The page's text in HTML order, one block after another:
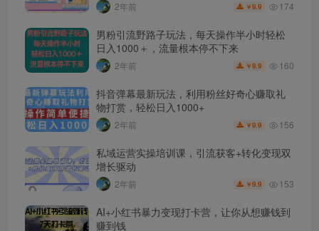
2年前 ￥9.9 174
男粉引流野路子玩法，每天操作半小时轻松
日入1000＋，流量根本停不下来
2年前 ￥9.9 160
抖音弹幕最新玩法，利用粉丝好奇心赚取礼
物打赏，轻松日入1000+
2年前 ￥9.9 156
私域运营实操培训课，引流获客+转化变现双
增长驱动
2年前 ￥9.9 153
AI+小红书暴力变现打卡营，让你从想赚钱到
赚到钱